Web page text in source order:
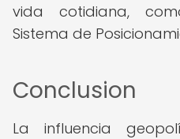
vida cotidiana,
Sistema de
Conclusion
La influencia